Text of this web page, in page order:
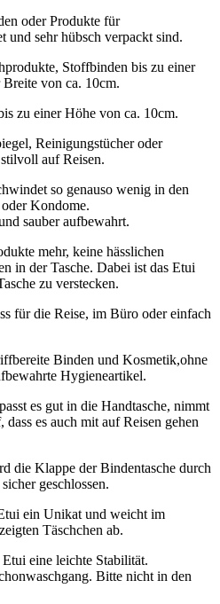
oder Produkte für
und sehr hübsch verpackt sind.
Stoffbinden bis zu einer
von ca. 10cm.
zu einer Höhe von ca. 10cm.
Reinigungstücher oder
auf Reisen.
so genauso wenig in den
Kondome.
sauber aufbewahrt.
mehr, keine hässlichen
in der Tasche. Dabei ist das Etui
zu verstecken.
für die Reise, im Büro oder einfach
Binden und Kosmetik,ohne
Hygieneartikel.
es gut in die Handtasche, nimmt
es auch mit auf Reisen gehen
die Klappe der Bindentasche durch
geschlossen.
ein Unikat und weicht im
Täschchen ab.
eine leichte Stabilität.
Bitte nicht in den